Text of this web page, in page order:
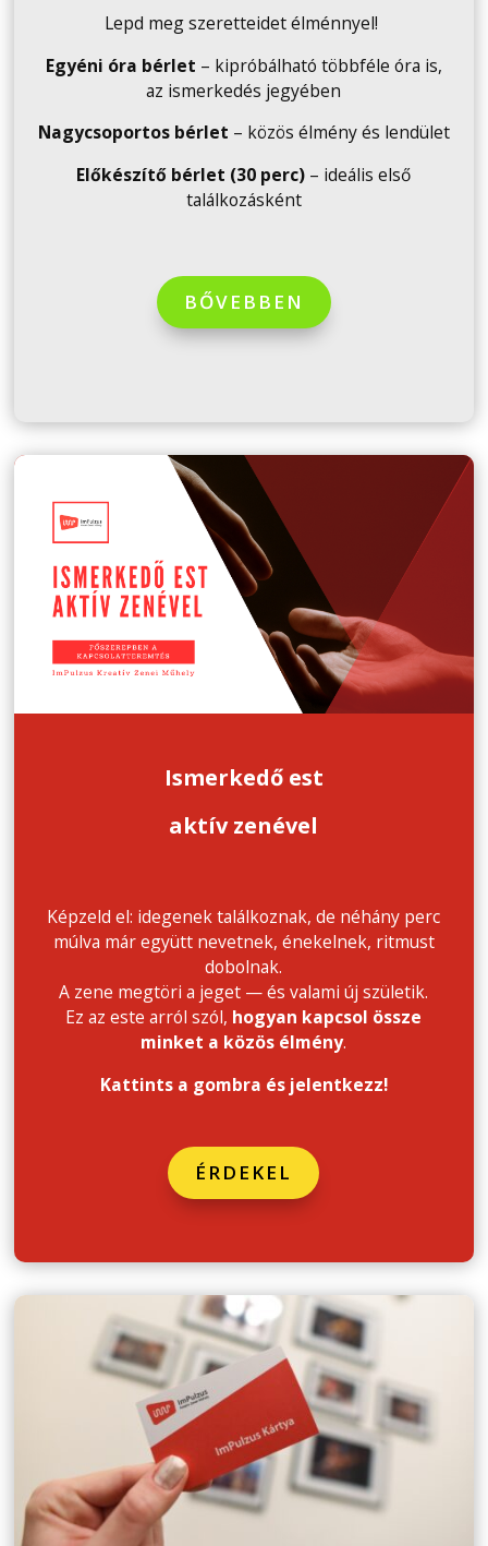
Lepd meg szeretteidet élménnyel!
Egyéni óra bérlet – kipróbálható többféle óra is,
az ismerkedés jegyében
Nagycsoportos bérlet – közös élmény és lendület
Előkészítő bérlet (30 perc) – ideális első
találkozásként
BŐVEBBEN
Ismerkedő est
aktív zenével
Képzeld el: idegenek találkoznak, de néhány perc
múlva már együtt nevetnek, énekelnek, ritmust
dobolnak.
A zene megtöri a jeget — és valami új születik.
Ez az este arról szól, hogyan kapcsol össze
minket a közös élmény.
Kattints a gombra és jelentkezz!
ÉRDEKEL